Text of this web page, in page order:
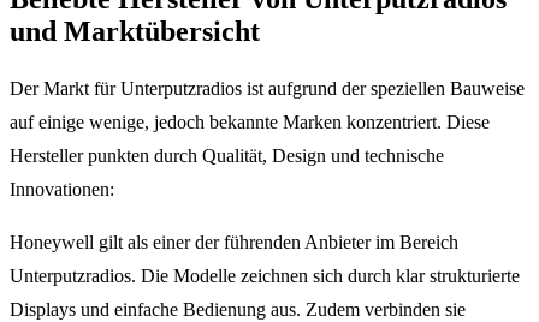
und Marktübersicht
Der Markt für Unterputzradios ist aufgrund der speziellen Bauweise
auf einige wenige, jedoch bekannte Marken konzentriert. Diese
Hersteller punkten durch Qualität, Design und technische
Innovationen:
Honeywell gilt als einer der führenden Anbieter im Bereich
Unterputzradios. Die Modelle zeichnen sich durch klar strukturierte
Displays und einfache Bedienung aus. Zudem verbinden sie